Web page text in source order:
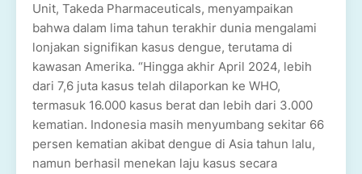
Unit, Takeda Pharmaceuticals, menyampaikan
bahwa dalam lima tahun terakhir dunia mengalami
lonjakan signifikan kasus dengue, terutama di
kawasan Amerika. “Hingga akhir April 2024, lebih
dari 7,6 juta kasus telah dilaporkan ke WHO,
termasuk 16.000 kasus berat dan lebih dari 3.000
kematian. Indonesia masih menyumbang sekitar 66
persen kematian akibat dengue di Asia tahun lalu,
namun berhasil menekan laju kasus secara